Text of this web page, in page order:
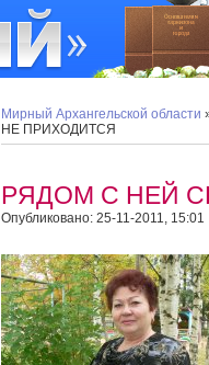
Мирный Архангельской области
НЕ ПРИХОДИТСЯ
РЯДОМ С НЕЙ
Опубликовано: 25-11-2011, 15:01